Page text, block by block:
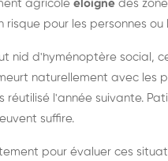
agricole éloigné des
risque pour les personnes ou
nid d'hyménoptère social,
naturellement avec les
réutilisé l'année suivante.
suffire.
pour évaluer ces